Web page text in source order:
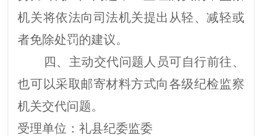
机关将依法向司法机关提出从轻、减轻或
者免除处罚的建议。
四、主动交代问题人员可自行前往、
也可以采取邮寄材料方式向各级纪检监察
机关交代问题。
受理单位：礼县纪委监委